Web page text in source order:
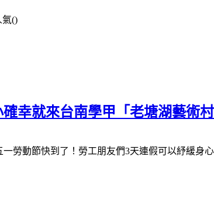
氣()
幸就來台南學甲「老塘湖藝術
一勞動節快到了！勞工朋友們3天連假可以紓緩身